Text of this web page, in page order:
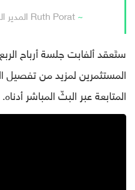
Ruth Porat المدير المالي لشركة جوجل وألفابت
المستثمرين لمزيد من تفصيل
المتابعة عبر البثّ المباشر أدناه.